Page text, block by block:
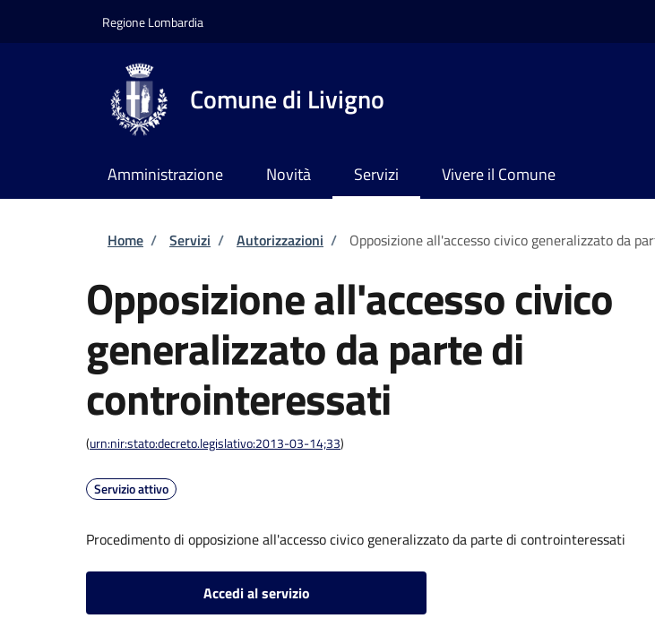
Regione Lombardia
Comune di Livigno
Amministrazione Novità Servizi Vivere il Comune
Briciole di pane
Home / Servizi / Autorizzazioni / Opposizione all'accesso civico generalizzato da
Opposizione all'accesso civico
generalizzato da parte di
controinteressati
(urn:nir:stato:decreto.legislativo:2013-03-14;33)
Servizio attivo
Procedimento di opposizione all'accesso civico generalizzato da parte di controinteressati
Accedi al servizio